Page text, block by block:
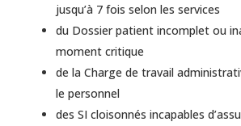
jusqu’à 7 fois selon les services
du Dossier patient incomplet ou
moment critique
de la Charge de travail
le personnel
des SI cloisonnés incapables